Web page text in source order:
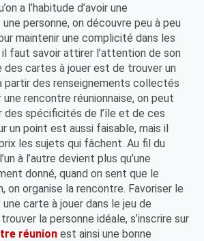
a l’habitude d’avoir une
personne, on découvre peu à peu
maintenir une complicité dans les
faut savoir attirer l’attention de son
des cartes à jouer est de trouver un
partir des renseignements collectés
rencontre réunionnaise, on peut
des spécificités de l’île et de ces
un point est aussi faisable, mais il
les sujets qui fâchent. Au fil du
à l’autre devient plus qu’une
donné, quand on sent que le
on organise la rencontre. Favoriser le
carte à jouer dans le jeu de
la personne idéale, s’inscrire sur
réunion est ainsi une bonne